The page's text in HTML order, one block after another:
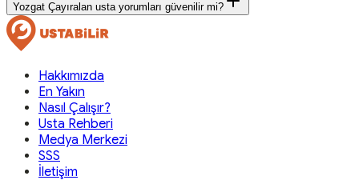
Yozgat Çayıralan usta yorumları güvenilir mi?
Hakkımızda
En Yakın
Nasıl Çalışır?
Usta Rehberi
Medya Merkezi
SSS
İletişim